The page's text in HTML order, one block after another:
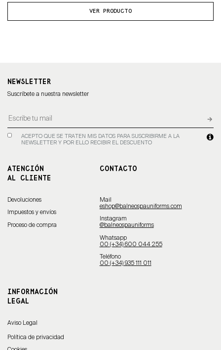
VER PRODUCTO
ATENCIÓN
AL CLIENTE
Devoluciones
Impuestos y envíos
Proceso de compra
INFORMACIÓN
LEGAL
Aviso Legal
Política de privacidad
CONTACTO
Mail
eshop@balneospauniforms.com
Instagram
@balneospauniforms
Whatsapp
00 (+34) 600 044 255
Teléfono
00 (+34) 935 111 011
NEWSLETTER
Suscríbete a nuestra newsletter
ACEPTO QUE SE TRATEN MIS DATOS PARA SUSCRIBIRME A LA
NEWSLETTER Y POR ELLO RECIBIR EL DESCUENTO